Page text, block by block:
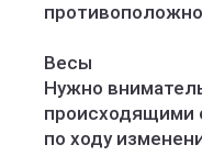
Весы
Нужно
происходящими
по ходу